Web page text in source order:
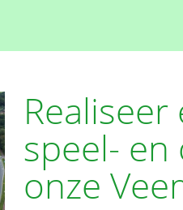
speel-
onze